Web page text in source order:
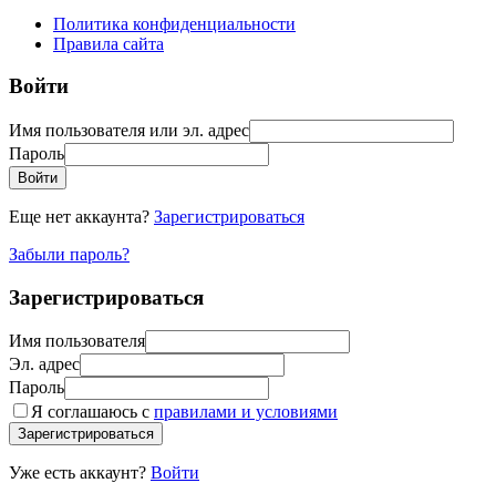
Политика конфиденциальности
Правила сайта
Войти
Имя пользователя или эл. адрес
Пароль
Войти
Еще нет аккаунта? Зарегистрироваться
Забыли пароль?
Зарегистрироваться
Имя пользователя
Эл. адрес
Пароль
Я соглашаюсь с правилами и условиями
Зарегистрироваться
Уже есть аккаунт? Войти